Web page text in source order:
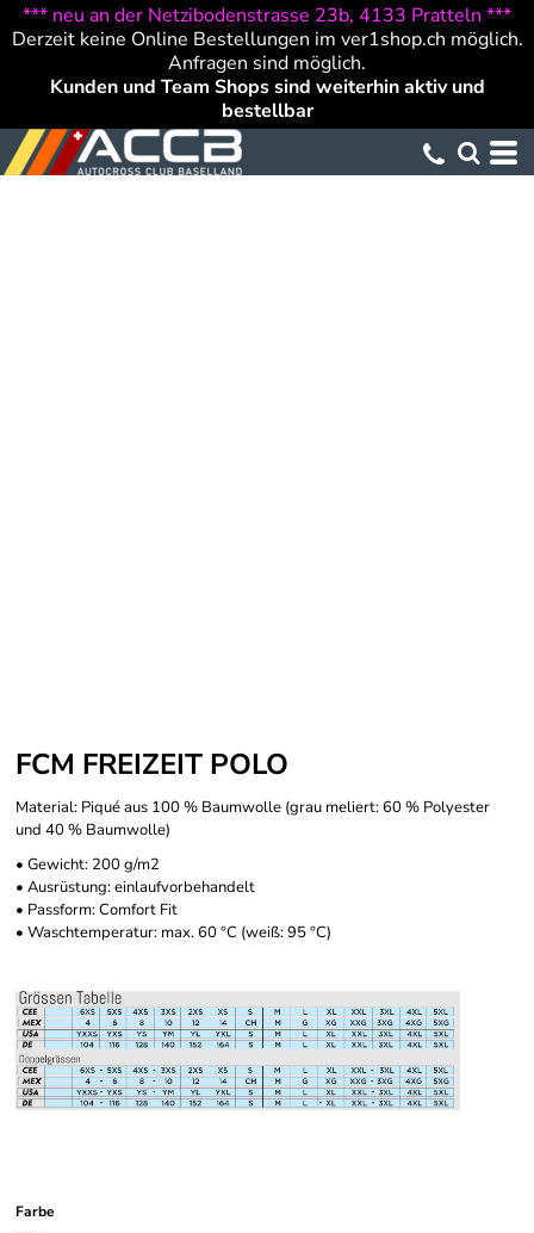
*** neu an der Netzibodenstrasse 23b, 4133 Pratteln ***
Derzeit keine Online Bestellungen im ver1shop.ch möglich.
Anfragen sind möglich.
Kunden und Team Shops sind weiterhin aktiv und
bestellbar
FCM FREIZEIT POLO
Material: Piqué aus 100 % Baumwolle (grau meliert: 60 % Polyester
und 40 % Baumwolle)
• Gewicht: 200 g/m2
• Ausrüstung: einlaufvorbehandelt
• Passform: Comfort Fit
• Waschtemperatur: max. 60 °C (weiß: 95 °C)
Farbe